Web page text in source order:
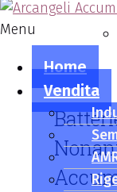
Menu
Home
Vendita